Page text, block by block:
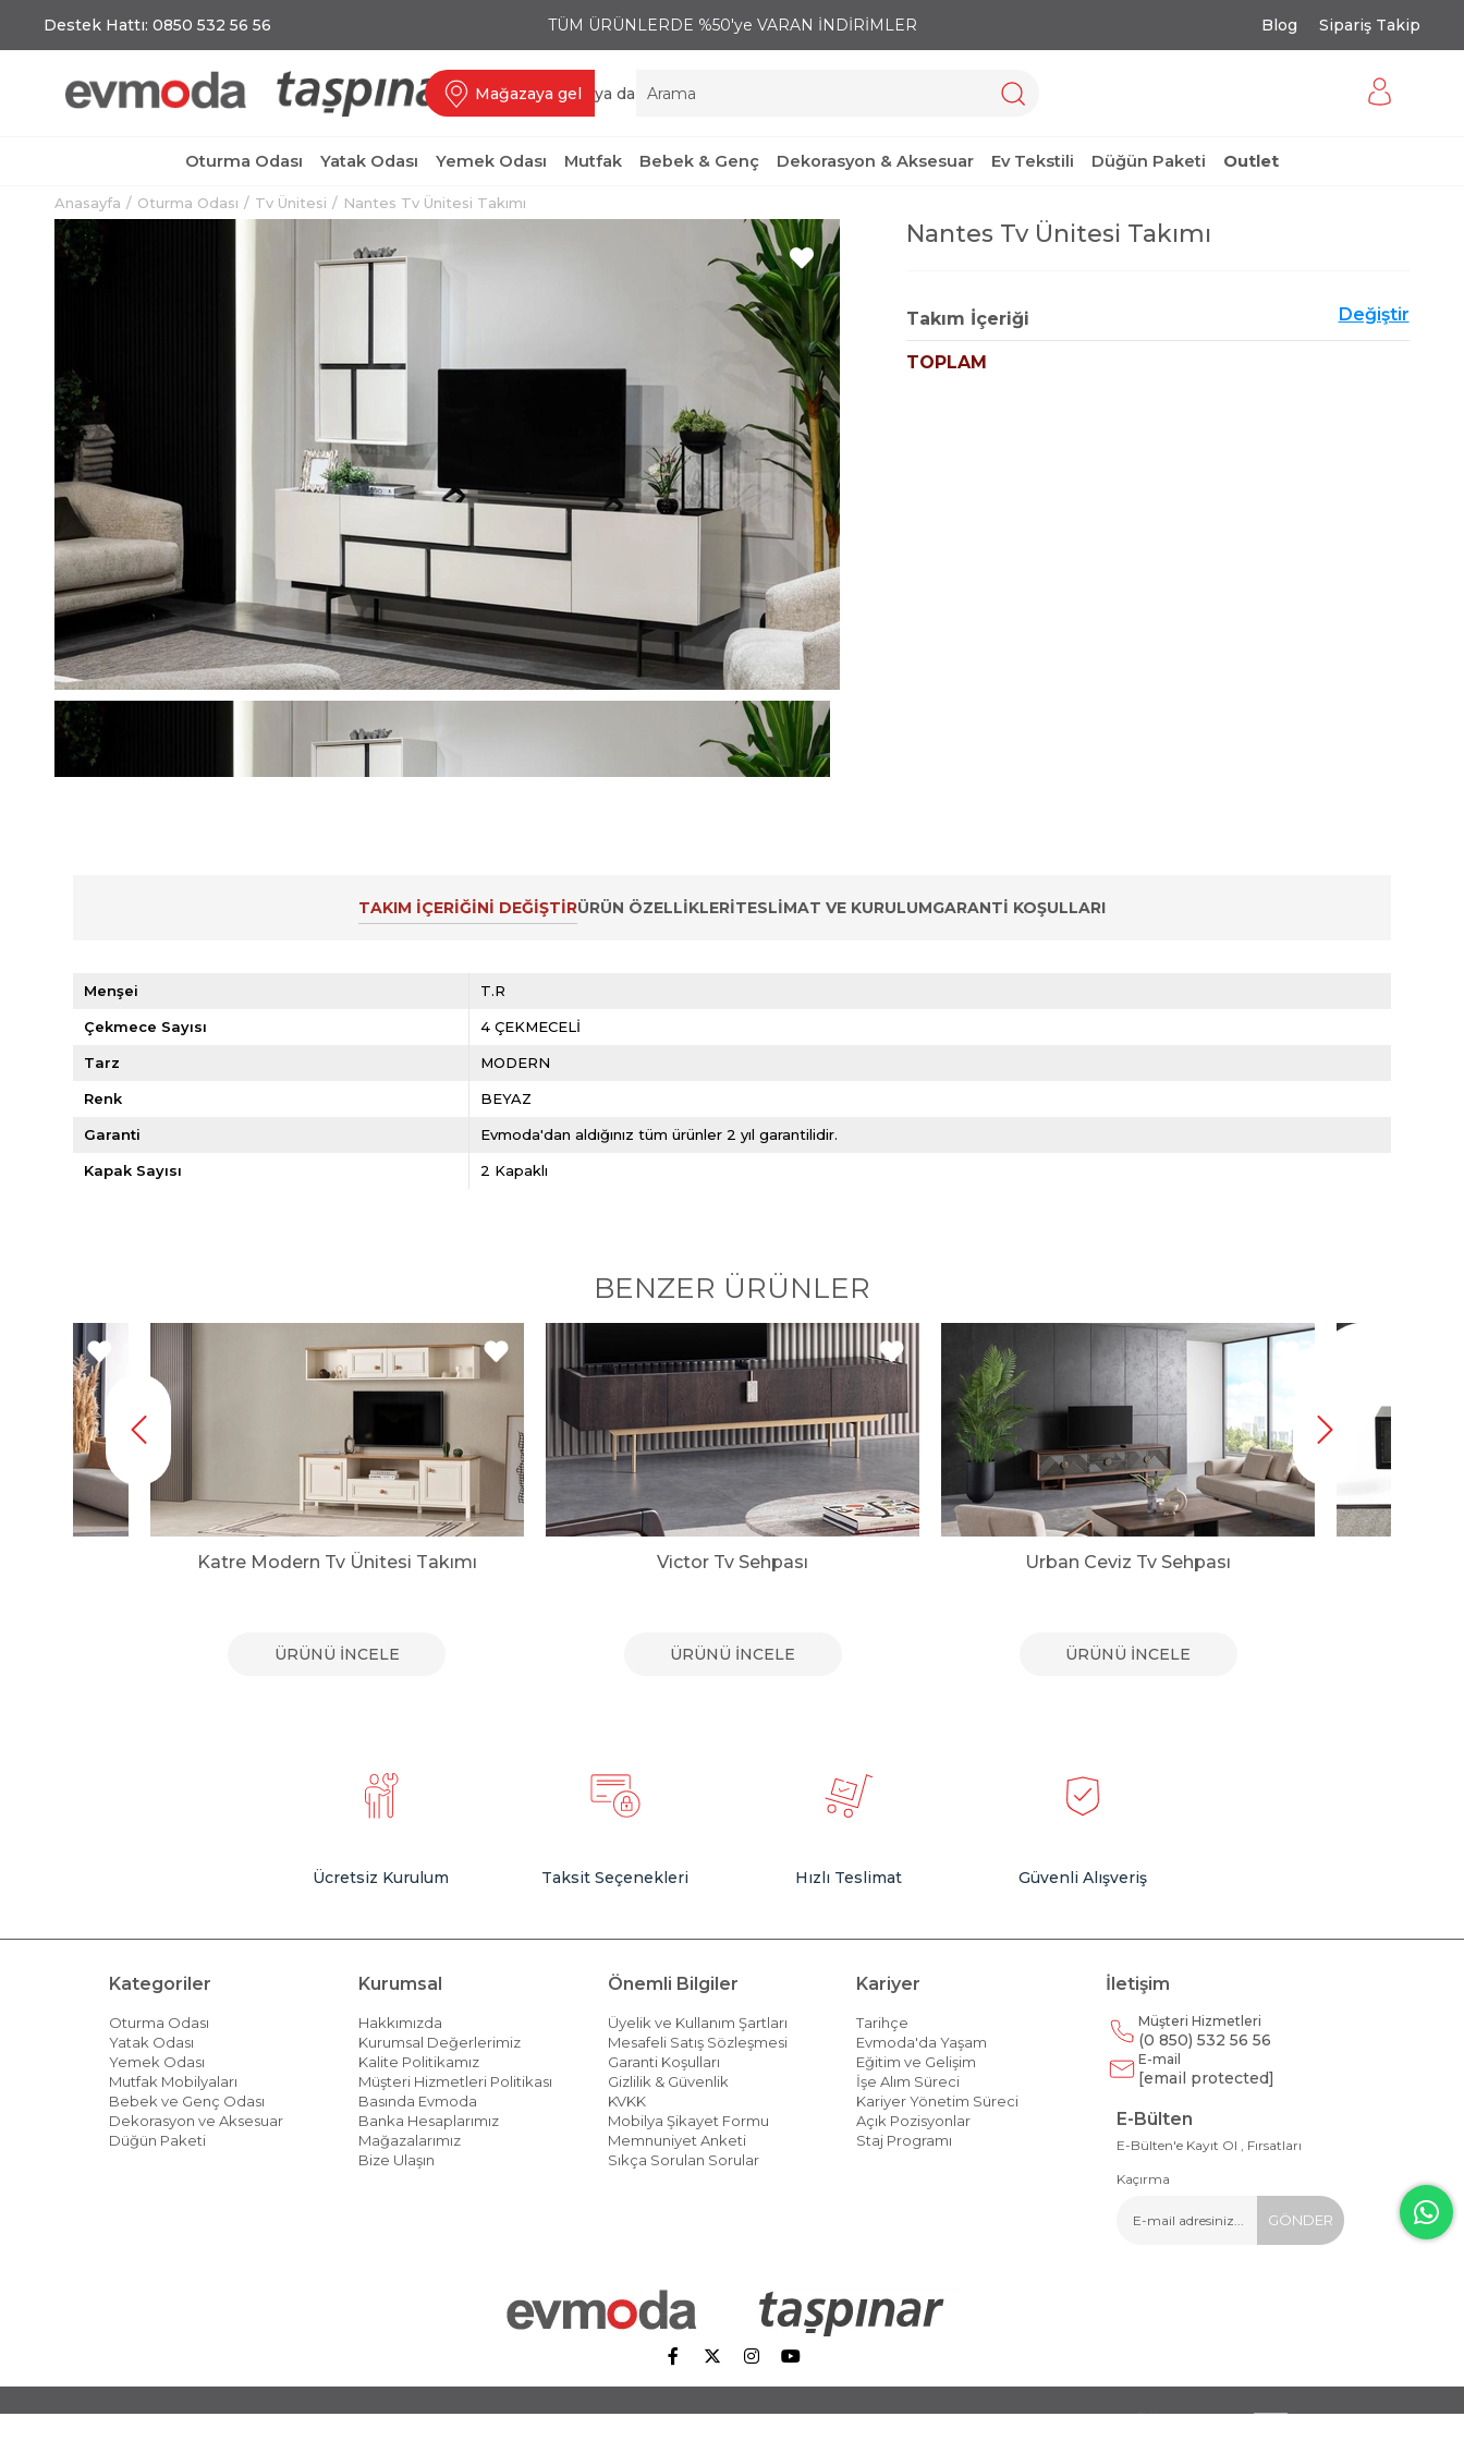
Destek Hattı: 0850 532 56 56 TÜM ÜRÜNLERDE %50'ye VARAN İNDİRİMLER Blog Sipariş Takip
Mağazaya gel ya da
Oturma Odası Yatak Odası Yemek Odası Mutfak Bebek & Genç Dekorasyon & Aksesuar Ev Tekstili Düğün Paketi Outlet
Anasayfa Oturma Odası Tv Ünitesi Nantes Tv Ünitesi Takımı
Nantes Tv Ünitesi Takımı
Takım İçeriği Değiştir
TOPLAM
TAKIM İÇERİĞİNİ DEĞİŞTİRÜRÜN ÖZELLIKLERITESLIMAT VE KURULUMGARANTI KOŞULLARI
Menşei T.R
Çekmece Sayısı 4 ÇEKMECELİ
Tarz MODERN
Renk BEYAZ
Garanti Evmoda'dan aldığınız tüm ürünler 2 yıl garantilidir.
Kapak Sayısı 2 Kapaklı
BENZER ÜRÜNLER
Katre Modern Tv Ünitesi Takımı
ÜRÜNÜ İNCELE
Victor Tv Sehpası
ÜRÜNÜ İNCELE
Urban Ceviz Tv Sehpası
ÜRÜNÜ İNCELE
Ücretsiz Kurulum Taksit Seçenekleri Hızlı Teslimat Güvenli Alışveriş
Kategoriler
Oturma Odası
Yatak Odası
Yemek Odası
Mutfak Mobilyaları
Bebek ve Genç Odası
Dekorasyon ve Aksesuar
Düğün Paketi
Kurumsal
Hakkımızda
Kurumsal Değerlerimiz
Kalite Politikamız
Müşteri Hizmetleri Politikası
Basında Evmoda
Banka Hesaplarımız
Mağazalarımız
Bize Ulaşın
Önemli Bilgiler
Üyelik ve Kullanım Şartları
Mesafeli Satış Sözleşmesi
Garanti Koşulları
Gizlilik & Güvenlik
KVKK
Mobilya Şikayet Formu
Memnuniyet Anketi
Sıkça Sorulan Sorular
Kariyer
Tarihçe
Evmoda'da Yaşam
Eğitim ve Gelişim
İşe Alım Süreci
Kariyer Yönetim Süreci
Açık Pozisyonlar
Staj Programı
İletişim
Müşteri Hizmetleri
(0 850) 532 56 56
E-mail
[email protected]
E-Bülten
E-Bülten'e Kayıt Ol , Fırsatları
Kaçırma
GÖNDER